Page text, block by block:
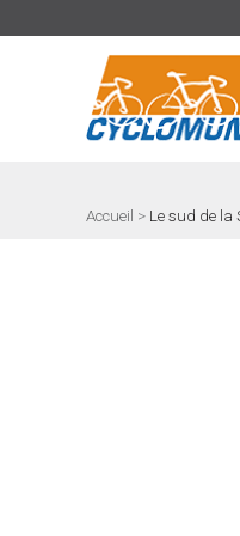
Accueil > Le sud de la